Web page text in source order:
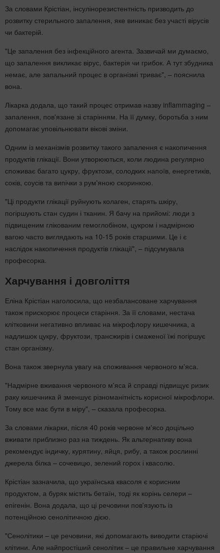
За словами Крістіан, інсулінорезистентність призводить до
розвитку стерильного запалення, яке виникає без участі вірусів
чи бактерій.
"Це запалення без інфекційного агента. Зазвичай ми думаємо,
що запалення викликає вірус, бактерія чи грибок. А тут збудника
немає, але запальний процес в організмі триває", – пояснила
вона.
Лікарка додала, що такий процес отримав назву inflammaging –
запалення, пов'язане зі старінням. На її думку, боротьба з ним
допомагає уповільнювати вікові зміни.
Одним із механізмів розвитку такого запалення є накопичення
продуктів глікації. Вони утворюються, коли людина регулярно
споживає багато цукру, фруктози, солодких напоїв, енергетиків,
соків, соусів та випічки з рум'яною скоринкою.
"Ці продукти глікації руйнують колаген, старять шкіру,
погіршують стан судин і тканин. Я бачу на прийомі: люди з
підвищеним глікованим гемоглобіном, цукром і надмірною
вагою часто виглядають на 10-15 років старшими. Це і є
наслідок накопичення продуктів глікації", – підсумувала
професорка.
Харчування і довголіття
Еліна Крістіан наголосила, що незбалансоване харчування
також прискорює процеси старіння. За її словами, нестача
клітковини негативно впливає на мікрофлору кишечника, а
надлишок цукру, фруктози, трансжирів і смаженої їжі погіршує
стан організму.
Вона також звернула увагу на споживання червоного м'яса.
"Надмірне вживання червоного м'яса й справді підвищує ризик
раку кишечника й зменшує різноманітність корисної мікрофлори.
Тому все має бути в міру", – сказала професорка.
За словами лікарки, після 40 років червоне м'ясо доцільно
вживати приблизно раз на тиждень. Як альтернативу вона
рекомендує індичку, курятину, яйця, рибу, а також рослинні
джерела білка – сочевицю, зелений горох і квасолю.
Крістіан зазначила, що українська квасоля є корисним
продуктом, а буряк містить бетаїн, тоді як корінь селери –
епігенін. Вона додала, що ці речовини пов'язують із
потенційною сенолітичною дією.
"Сенолітики – це речовини, які допомагають виводити старіючі
клітини. Але найпростіший сенолітик – це правильне харчування